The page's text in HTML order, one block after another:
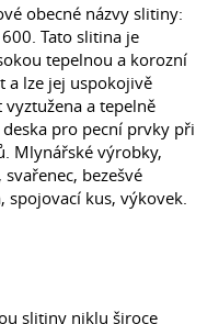
obecné názvy slitiny:
Tato slitina je
tepelnou a korozní
a lze jej uspokojivě
a tepelně
pro pecní prvky při
Mlynářské výrobky,
bezešvé
kus, výkovek.
slitiny niklu široce